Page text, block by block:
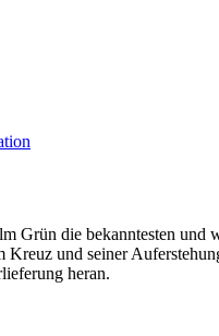
Grün die bekanntesten und
Kreuz und seiner
heran.